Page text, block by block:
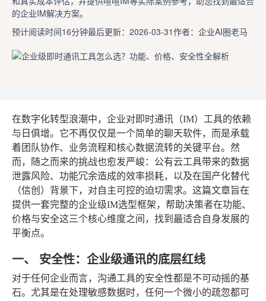
的企业IM解决方案。
预计阅读时间16分钟最后更新：2026-03-31作者：企业AI圈老马
在数字化转型浪潮中，企业对即时通讯（IM）工具的依赖
与日俱增。它不再仅仅是一个简单的聊天软件，而是承载
着团队协作、业务流程和核心数据流转的关键平台。然
而，随之而来的挑战也愈发严峻：公有云工具带来的数据
泄露风险、功能冗余造成的效率损耗，以及在国产化替代
（信创）背景下，对自主可控的迫切需求。这篇文章旨在
提供一套完整的企业级IM选型框架，帮助决策者在功能、
价格与安全这三个核心维度之间，找到最适合自身发展的
平衡点。
一、 安全性：企业级通讯的底层红线
对于任何企业而言，沟通工具的安全性都是不可动摇的基
石。尤其是在处理敏感数据时，任何一个微小的疏忽都可